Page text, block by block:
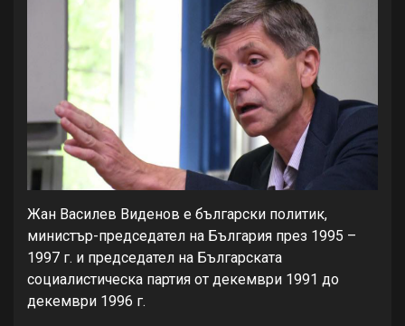
Жан Василев Виденов е български политик,
министър-председател на България през 1995 –
1997 г. и председател на Българската
социалистическа партия от декември 1991 до
декември 1996 г.